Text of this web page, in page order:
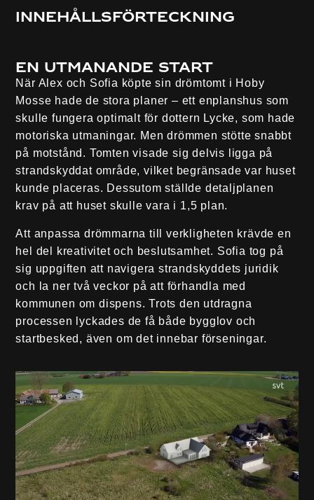
Innehållsförteckning
En utmanande start
När Alex och Sofia köpte sin drömtomt i Hoby
Mosse hade de stora planer – ett enplanshus som
skulle fungera optimalt för dottern Lycke, som hade
motoriska utmaningar. Men drömmen stötte snabbt
på motstånd. Tomten visade sig delvis ligga på
strandskyddat område, vilket begränsade var huset
kunde placeras. Dessutom ställde detaljplanen
krav på att huset skulle vara i 1,5 plan.
Att anpassa drömmarna till verkligheten krävde en
hel del kreativitet och beslutsamhet. Sofia tog på
sig uppgiften att navigera strandskyddets juridik
och la ner två veckor på att förhandla med
kommunen om dispens. Trots den utdragna
processen lyckades de få både bygglov och
startbesked, även om det innebar förseningar.